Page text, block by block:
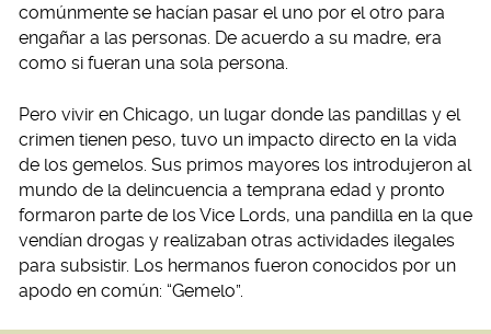
comúnmente se hacían pasar el uno por el otro para
engañar a las personas. De acuerdo a su madre, era
como si fueran una sola persona.
Pero vivir en Chicago, un lugar donde las pandillas y el
crimen tienen peso, tuvo un impacto directo en la vida
de los gemelos. Sus primos mayores los introdujeron al
mundo de la delincuencia a temprana edad y pronto
formaron parte de los Vice Lords, una pandilla en la que
vendían drogas y realizaban otras actividades ilegales
para subsistir. Los hermanos fueron conocidos por un
apodo en común: “Gemelo”.